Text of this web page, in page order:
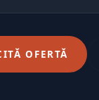
OFERTĂ